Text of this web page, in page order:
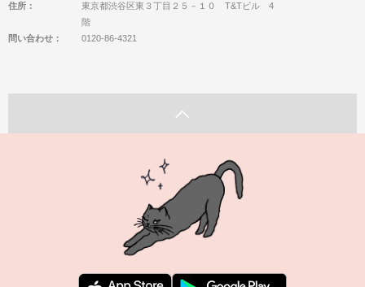
住所：
東京都渋谷区東３丁目２５－１０ T&Tビル 4
階
問い合わせ：
0120-86-4321